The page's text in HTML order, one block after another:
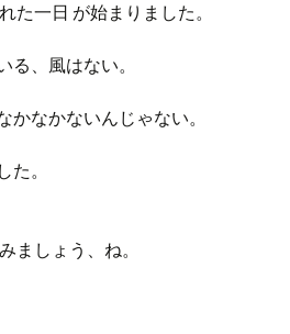
た一日 が始まりました。
、風はない。
かなかないんじゃない。
。
ましょう、ね。